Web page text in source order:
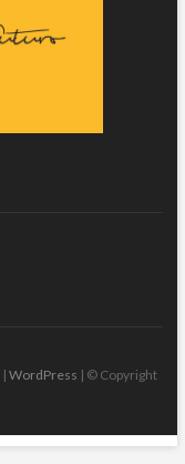
| WordPress | © Copyright